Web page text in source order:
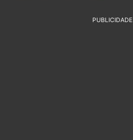
PUBLICIDADE